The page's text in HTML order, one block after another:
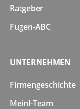
Ratgeber
Fugen-ABC
UNTERNEHMEN
Firmengeschichte
Meinl-Team